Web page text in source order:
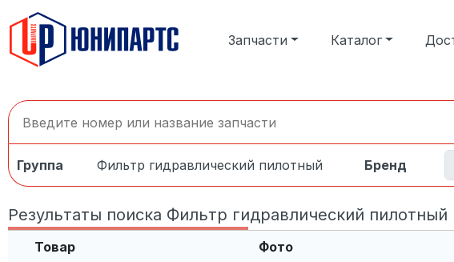
Запчасти Каталог
Группа Фильтр гидравлический пилотный Бренд
Результаты поиска Фильтр гидравлический пилотный
Товар Фото